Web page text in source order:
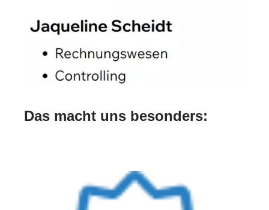
Das macht uns besonders: